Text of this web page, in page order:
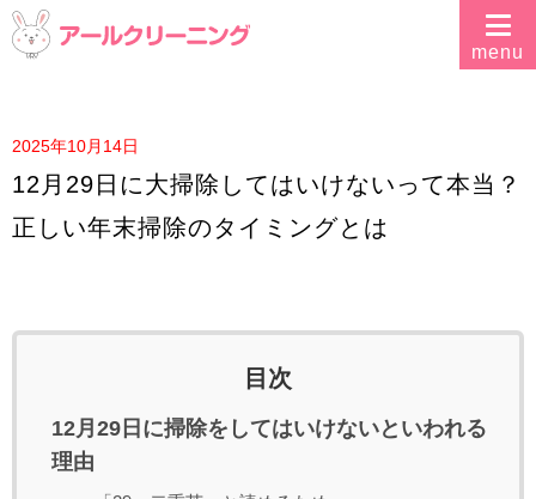
2025年10月14日
12月29日に大掃除してはいけないって本当？
正しい年末掃除のタイミングとは
目次
12月29日に掃除をしてはいけないといわれる
理由